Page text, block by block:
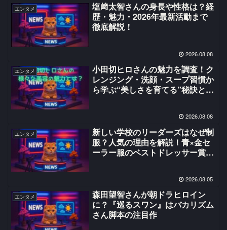
エンタメ
塩﨑太智さんの身長や性格は？経
歴・魅力・2026年最新活動まで
徹底解説！
2026.08.08
エンタメ
小田切ヒロさんの魅力を調査！ク
レンジング・洗顔・スープ習慣か
ら学ぶ“美しさを育てる”秘訣と
2026.08.08
エンタメ
新しい学校のリーダーズはなぜ制
服？人気の理由を解説！青×金セ
ーラー服のベストドレッサー賞受
2026.08.05
エンタメ
森田望智さんが朝ドラヒロイン
に？『巡るスワン』はバカリズム
さん脚本の注目作